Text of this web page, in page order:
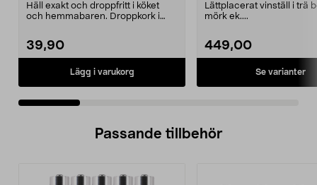
Häll exakt och droppfritt i köket
och hemmabaren. Droppkork i
39,90
Lägg i varukorg
Lättplacerat vinställ i trä
mörk ek....
449,00
Se varianter
Passande tillbehör